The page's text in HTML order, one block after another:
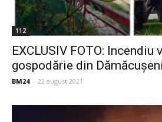
112
EXCLUSIV FOTO:
gospodărie din Dămăcușeni
BM24 - 22 august 2021